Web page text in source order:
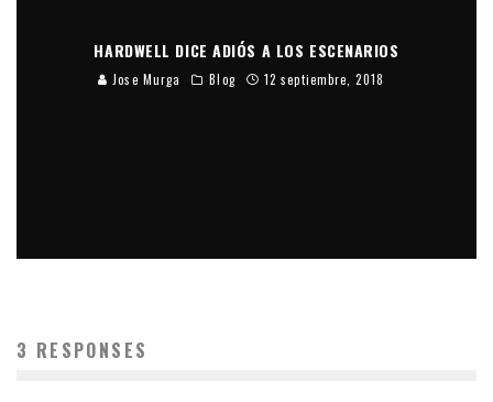
HARDWELL DICE ADIÓS A LOS ESCENARIOS
Jose Murga Blog 12 septiembre, 2018
3 RESPONSES